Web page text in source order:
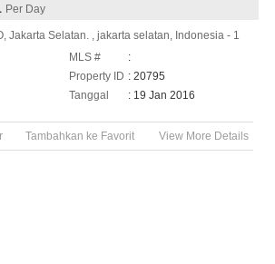
Per Day
Jakarta Selatan. , jakarta selatan, Indonesia - 1
MLS #
:
Property ID : 20795
Tanggal
: 19 Jan 2016
Tambahkan ke Favorit View More Details